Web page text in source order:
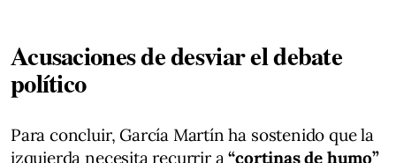
Acusaciones de desviar el debate
político
Para concluir, García Martín ha sostenido que la
izquierda necesita recurrir a“cortinas de humo”